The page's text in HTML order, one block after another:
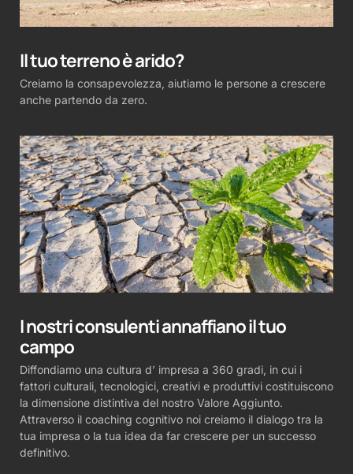
Il tuo terreno è arido?
Creiamo la consapevolezza, aiutiamo le persone a crescere
anche partendo da zero.
I nostri consulenti annaffiano il tuo
campo
Diffondiamo una cultura d’ impresa a 360 gradi, in cui i
fattori culturali, tecnologici, creativi e produttivi costituiscono
la dimensione distintiva del nostro Valore Aggiunto.
Attraverso il coaching cognitivo noi creiamo il dialogo tra la
tua impresa o la tua idea da far crescere per un successo
definitivo.